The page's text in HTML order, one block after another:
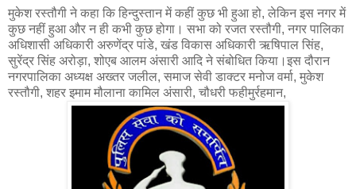
मुकेश रस्तौगी ने कहा कि हिन्दुस्तान में कहीं कुछ भी हुआ हो, लेकिन इस नगर में
कुछ नहीं हुआ और न ही कभी कुछ होगा। सभा को रजत रस्तौगी, नगर पालिका
अधिशासी अधिकारी अरुणेंद्र पांडे, खंड विकास अधिकारी ऋषिपाल सिंह,
सुरेंद्र सिंह अरोड़ा, शोएब आलम अंसारी आदि ने संबोधित किया।इस दौरान
नगरपालिका अध्यक्ष अख्तर जलील, समाज सेवी डाक्टर मनोज वर्मा, मुकेश
रस्तौगी, शहर इमाम मौलाना कामिल अंसारी, चौधरी फहीमुर्रहमान,